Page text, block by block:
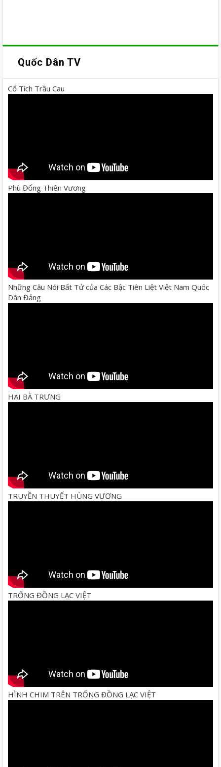
Quốc Dân TV
Cổ Tích Trầu Cau
Phù Đổng Thiên Vương
Những Câu Nói Bất Tử của Các Bậc Tiên Liệt Việt Nam Quốc
Dân Đảng
HAI BÀ TRƯNG
TRUYỀN THUYẾT HÙNG VƯƠNG
TRỐNG ĐỒNG LẠC VIỆT
HÌNH CHIM TRÊN TRỐNG ĐỒNG LẠC VIỆT